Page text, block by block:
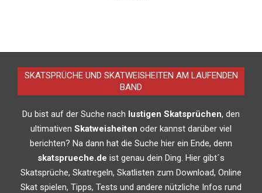
01-
SKATSPRÜCHE UND SKATWEISHEITEN AM LAUFENDEN
BAND
Du bist auf der Suche nach lustigen Skatsprüchen, den
ultimativen Skatweisheiten oder kannst darüber viel
berichten? Na dann hat die Suche hier ein Ende, denn
skatsprueche.de ist genau dein Ding. Hier gibt´s
Skatsprüche, Skatregeln, Skatlisten zum Download, Online
Skat spielen, Tipps, Tests und andere nützliche Infos rund